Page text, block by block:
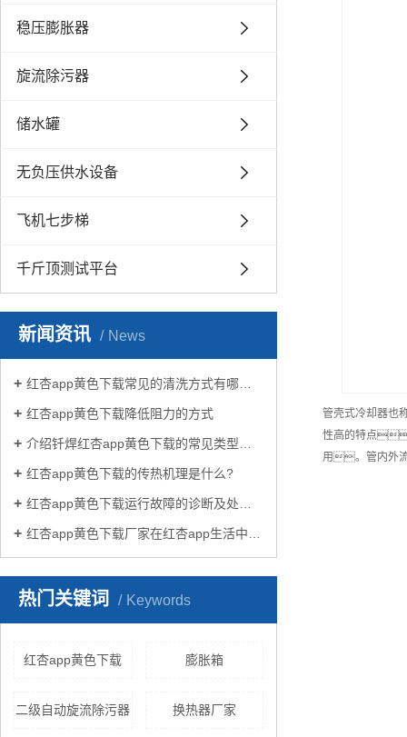
稳压膨胀器
旋流除污器
储水罐
无负压供水设备
飞机七步梯
千斤顶测试平台
新闻资讯 News
红杏app黄色下载常见的清洗方式有哪些？
红杏app黄色下载降低阻力的方式
介绍钎焊红杏app黄色下载的常见类型有哪些
红杏app黄色下载的传热机理是什么?
红杏app黄色下载运行故障的诊断及处理方法
红杏app黄色下载厂家在红杏app生活中有哪些作用？
热门关键词 Keywords
红杏app黄色下载 膨胀箱
二级自动旋流除污器 换热器厂家
管壳式冷却器也
性高的特点
用。管内外